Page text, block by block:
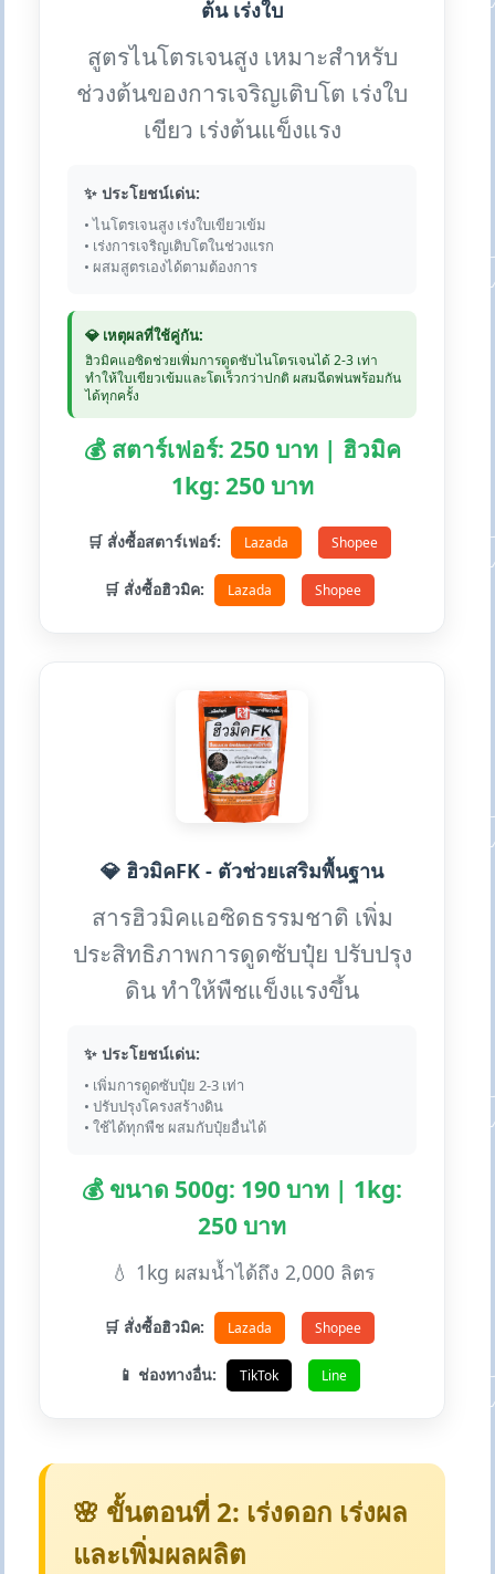
ต้น เร่งใบ
สูตรไนโตรเจนสูง เหมาะสำหรับ
ช่วงต้นของการเจริญเติบโต เร่งใบ
เขียว เร่งต้นแข็งแรง
✨ ประโยชน์เด่น:
• ไนโตรเจนสูง เร่งใบเขียวเข้ม
• เร่งการเจริญเติบโตในช่วงแรก
• ผสมสูตรเองได้ตามต้องการ
💎 เหตุผลที่ใช้คู่กัน:
ฮิวมิคแอซิดช่วยเพิ่มการดูดซับไนโตรเจนได้ 2-3 เท่า
ทำให้ใบเขียวเข้มและโตเร็วกว่าปกติ ผสมฉีดพ่นพร้อมกัน
ได้ทุกครั้ง
💰 สตาร์เฟอร์: 250 บาท | ฮิวมิค
1kg: 250 บาท
🛒 สั่งซื้อสตาร์เฟอร์: Lazada Shopee
🛒 สั่งซื้อฮิวมิค: Lazada Shopee
💎 ฮิวมิคFK - ตัวช่วยเสริมพื้นฐาน
สารฮิวมิคแอซิดธรรมชาติ เพิ่ม
ประสิทธิภาพการดูดซับปุ๋ย ปรับปรุง
ดิน ทำให้พืชแข็งแรงขึ้น
✨ ประโยชน์เด่น:
• เพิ่มการดูดซับปุ๋ย 2-3 เท่า
• ปรับปรุงโครงสร้างดิน
• ใช้ได้ทุกพืช ผสมกับปุ๋ยอื่นได้
💰 ขนาด 500g: 190 บาท | 1kg:
250 บาท
💧 1kg ผสมน้ำได้ถึง 2,000 ลิตร
🛒 สั่งซื้อฮิวมิค: Lazada Shopee
📱 ช่องทางอื่น: TikTok Line
🌸 ขั้นตอนที่ 2: เร่งดอก เร่งผล
และเพิ่มผลผลิต